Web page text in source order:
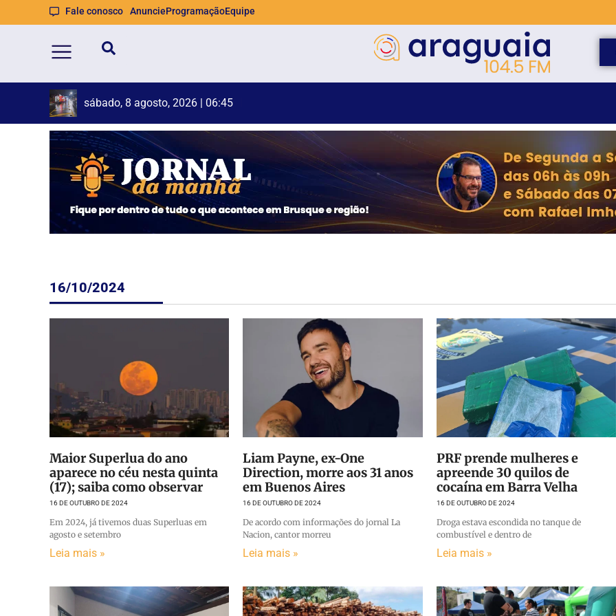
Fale conosco AnuncieProgramaçãoEquipe
sábado, 8 agosto, 2026 | 06:41
16/10/2024
Maior Superlua do ano
aparece no céu nesta quinta
(17); saiba como observar
16 DE OUTUBRO DE 2024
Em 2024, já tivemos duas Superluas em
agosto e setembro
Leia mais »
Liam Payne, ex-One
Direction, morre aos 31 anos
em Buenos Aires
16 DE OUTUBRO DE 2024
De acordo com informações do jornal La
Nacion, cantor morreu
Leia mais »
PRF prende mulheres e
apreende 30 quilos de
cocaína em Barra Velha
16 DE OUTUBRO DE 2024
Droga estava escondida no tanque de
combustível e dentro de
Leia mais »